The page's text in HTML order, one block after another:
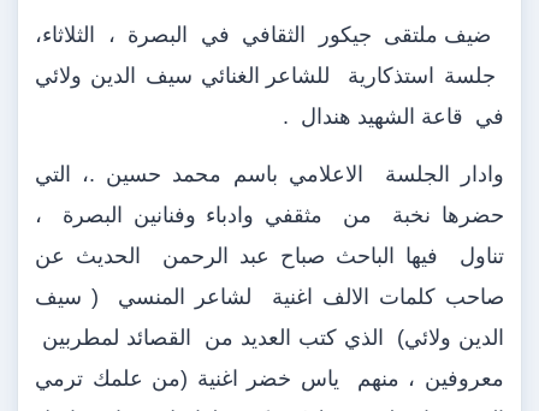
ضيف ملتقى جيكور الثقافي في البصرة ، الثلاثاء،
جلسة استذكارية
للشاعر الغنائي سيف الدين ولائي
في قاعة الشهيد هندال .
وادار الجلسة
الاعلامي باسم محمد حسين .، التي
حضرها نخبة
من مثقفي وادباء وفنانين البصرة
،
تناول
فيها الباحث صباح عبد الرحمن
الحديث عن
صاحب كلمات الالف اغنية
لشاعر المنسي
( سيف
الدين ولائي)
الذي كتب العديد من
القصائد لمطربين
معروفين ، منهم
ياس خضر اغنية (من علمك ترمي